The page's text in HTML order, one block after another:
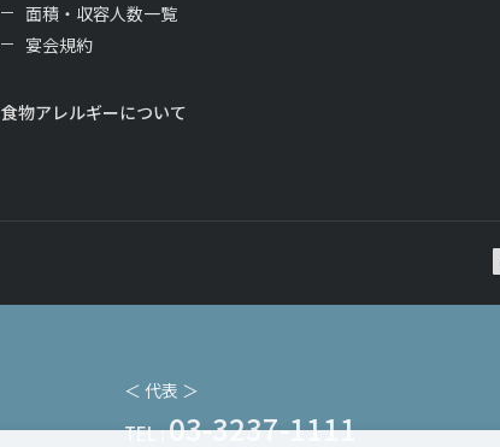
面積・収容人数一覧
宴会規約
食物アレルギーについて
＜ 代表 ＞
TEL :03-3237-1111